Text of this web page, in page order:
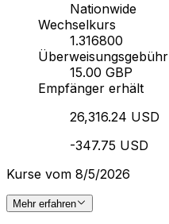
Nationwide
Wechselkurs
1.316800
Überweisungsgebühr
15.00 GBP
Empfänger erhält
26,316.24 USD
-347.75 USD
Kurse vom 8/5/2026
Mehr erfahren